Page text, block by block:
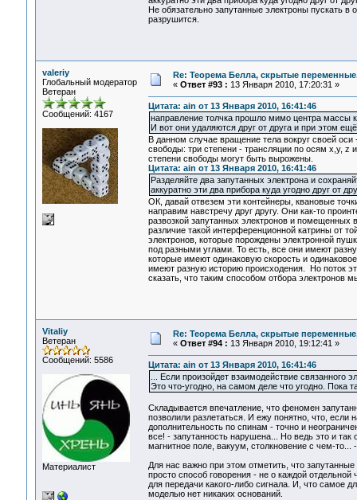
Не обязательно запутанные электроны пускать в
разрушится.
valeriy
Глобальный модератор
Ветеран
Сообщений: 4167
Re: Теорема Белла, скрытые
« Ответ #93 : 13 Января 2010, 17:20:31 »
Цитата: ain от 13 Января 2010, 16:41:46
направление толчка прошло мимо центра массы
И вот они удаляются друг от друга и при этом
В данном случае вращение тела вокруг своей
свободы: три степени - трансляции по осям х,у, z
степени свободы могут быть вырожены.
Цитата: ain от 13 Января 2010, 16:41:46
Разделяйте два запутанных электрона и
аккуратно эти два прибора куда угодно друг от
ОК, давай отвезем эти контейнеры, квановые
направим навстречу друг другу. Они как-то
развозкой запутанных электронов и помещенных
различие такой интерференционной катрины от
электронов, которые порождены электронной
под разными углами. То есть, все они имеют
которые имеют одинаковую скорость и
имеют разную историю происходения. Но поток
сказать, что таким способом отбора электронов
Vitaliy
Ветеран
Сообщений: 5586
Материалист
Re: Теорема Белла, скрытые
« Ответ #94 : 13 Января 2010, 19:12:41 »
Цитата: ain от 13 Января 2010, 16:41:46
... Если произойдет взаимодействие связанного
Это что-угодно, на самом деле что угодно. Пока
Складывается впечатление, что феномен
позволили разлетаться. И ежу понятно, что,
дополнительность по спинам - точно и
все! - запутанность нарушена... Но ведь это и
магнитное поле, вакуум, столкновение с чем-
Для нас важно при этом отметить, что
просто способ говорения - не о каждой
для передачи какого-либо сигнала. И, что самое
моделью нет никаких оснований.